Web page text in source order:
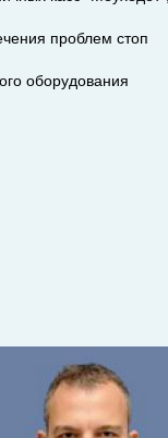
проблем стоп
оборудования